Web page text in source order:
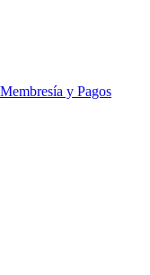
y Pagos